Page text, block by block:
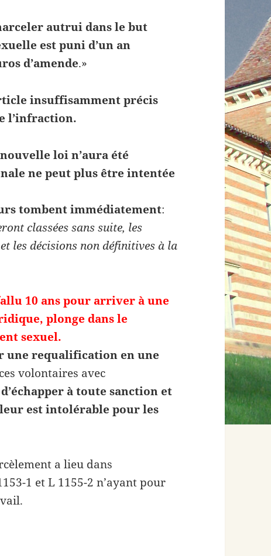
autrui dans le but
est puni d’un an
d’amende.»
insuffisamment précis
l’infraction.
loi n’aura été
ne peut plus être intentée
tombent immédiatement:
classées sans suite, les
les décisions non définitives à la
10 ans pour arriver à une
plonge dans le
sexuel.
une requalification en une
volontaires avec
à toute sanction et
est intolérable pour les
a lieu dans
1 et L 1155-2 n’ayant pour